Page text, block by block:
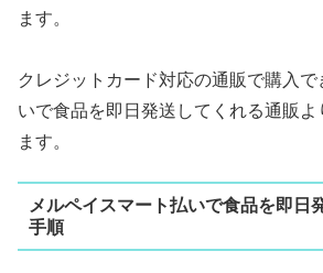
ます。
クレジットカード対応の通販で購入
いで食品を即日発送してくれる通販よ
ます。
メルペイスマート払いで食品を即日
手順